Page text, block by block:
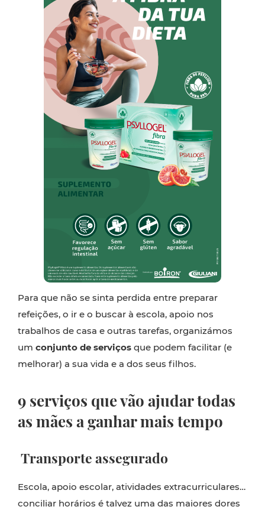
Para que não se sinta perdida entre preparar
refeições, o ir e o buscar à escola, apoio nos
trabalhos de casa e outras tarefas, organizámos
um conjunto de serviços que podem facilitar (e
melhorar) a sua vida e a dos seus filhos.
9 serviços que vão ajudar todas
as mães a ganhar mais tempo
Transporte assegurado
Escola, apoio escolar, atividades extracurriculares…
conciliar horários é talvez uma das maiores dores